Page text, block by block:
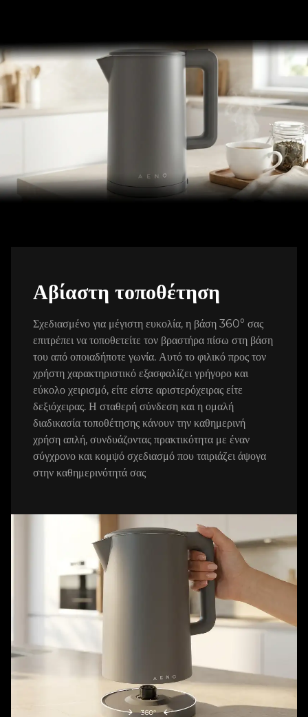
Αβίαστη τοποθέτηση
Σχεδιασμένο για μέγιστη ευκολία, η βάση 360° σας
επιτρέπει να τοποθετείτε τον βραστήρα πίσω στη βάση
του από οποιαδήποτε γωνία. Αυτό το φιλικό προς τον
χρήστη χαρακτηριστικό εξασφαλίζει γρήγορο και
εύκολο χειρισμό, είτε είστε αριστερόχειρας είτε
δεξιόχειρας. Η σταθερή σύνδεση και η ομαλή
διαδικασία τοποθέτησης κάνουν την καθημερινή
χρήση απλή, συνδυάζοντας πρακτικότητα με έναν
σύγχρονο και κομψό σχεδιασμό που ταιριάζει άψογα
στην καθημερινότητά σας